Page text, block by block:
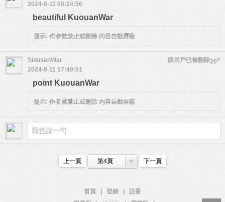
2024-9-11 06:24:56
beautiful KuouanWar
提示: 作者被禁止或刪除 內容自動屏蔽
20#
SidusanWar
該用戶已被刪除
2024-9-11 17:49:51
point KuouanWar
提示: 作者被禁止或刪除 內容自動屏蔽
上一頁 第4頁 下一頁
首頁 登錄
註冊